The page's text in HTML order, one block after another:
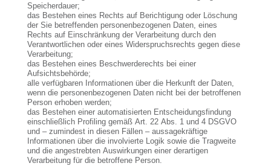
Speicherdauer;
das Bestehen eines Rechts auf Berichtigung oder Löschung
der Sie betreffenden personenbezogenen Daten, eines
Rechts auf Einschränkung der Verarbeitung durch den
Verantwortlichen oder eines Widerspruchsrechts gegen diese
Verarbeitung;
das Bestehen eines Beschwerderechts bei einer
Aufsichtsbehörde;
alle verfügbaren Informationen über die Herkunft der Daten,
wenn die personenbezogenen Daten nicht bei der betroffenen
Person erhoben werden;
das Bestehen einer automatisierten Entscheidungsfindung
einschließlich Profiling gemäß Art. 22 Abs. 1 und 4 DSGVO
und – zumindest in diesen Fällen – aussagekräftige
Informationen über die involvierte Logik sowie die Tragweite
und die angestrebten Auswirkungen einer derartigen
Verarbeitung für die betroffene Person.